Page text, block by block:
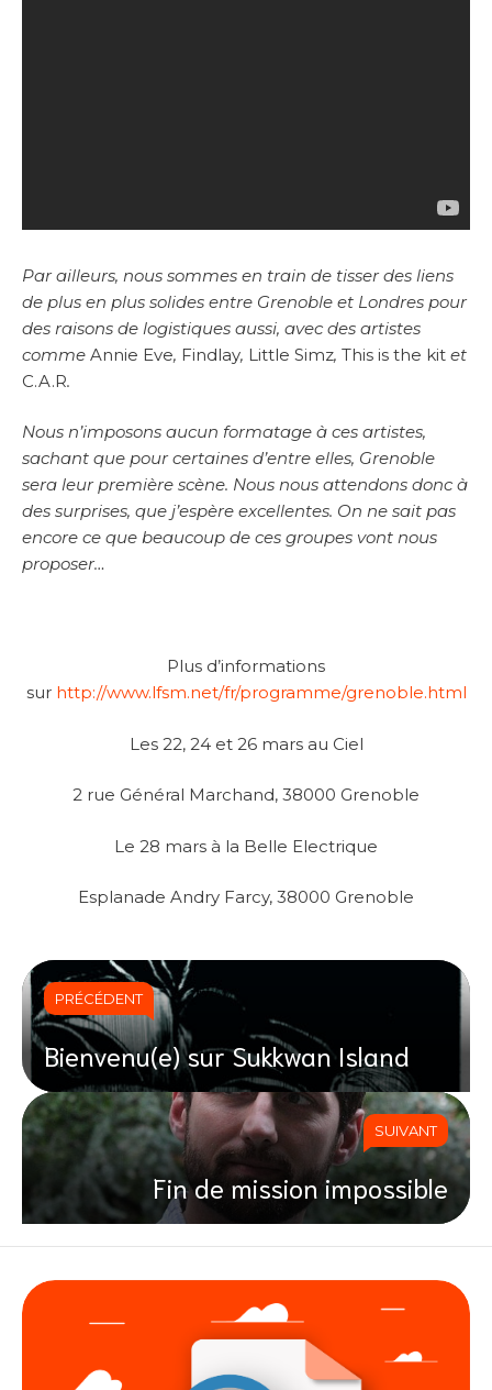
Par ailleurs, nous sommes en train de tisser des liens
de plus en plus solides entre Grenoble et Londres pour
des raisons de logistiques aussi, avec des artistes
comme Annie Eve, Findlay, Little Simz, This is the kit et
C.A.R.
Nous n’imposons aucun formatage à ces artistes,
sachant que pour certaines d’entre elles, Grenoble
sera leur première scène. Nous nous attendons donc à
des surprises, que j’espère excellentes. On ne sait pas
encore ce que beaucoup de ces groupes vont nous
proposer…
Plus d’informations
sur http://www.lfsm.net/fr/programme/grenoble.html
Les 22, 24 et 26 mars au Ciel
2 rue Général Marchand, 38000 Grenoble
Le 28 mars à la Belle Electrique
Esplanade Andry Farcy, 38000 Grenoble
PRÉCÉDENT
Bienvenu(e) sur Sukkwan Island
SUIVANT
Fin de mission impossible